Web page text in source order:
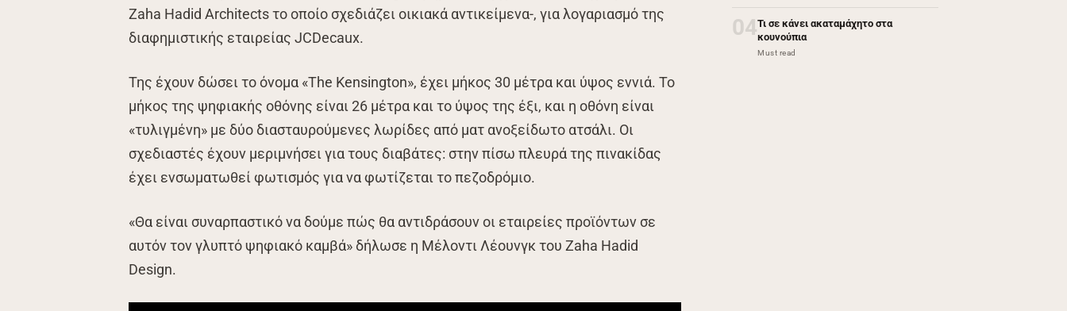
Zaha Hadid Architects το οποίο σχεδιάζει οικιακά αντικείμενα-, για λογαριασμό της
διαφημιστικής εταιρείας JCDecaux.
Της έχουν δώσει το όνομα «The Kensington», έχει μήκος 30 μέτρα και ύψος εννιά. Το
μήκος της ψηφιακής οθόνης είναι 26 μέτρα και το ύψος της έξι, και η οθόνη είναι
«τυλιγμένη» με δύο διασταυρούμενες λωρίδες από ματ ανοξείδωτο ατσάλι. Οι
σχεδιαστές έχουν μεριμνήσει για τους διαβάτες: στην πίσω πλευρά της πινακίδας
έχει ενσωματωθεί φωτισμός για να φωτίζεται το πεζοδρόμιο.
«Θα είναι συναρπαστικό να δούμε πώς θα αντιδράσουν οι εταιρείες προϊόντων σε
αυτόν τον γλυπτό ψηφιακό καμβά» δήλωσε η Μέλοντι Λέουνγκ του Zaha Hadid
Design.
04Τι σε κάνει ακαταμάχητο στα
κουνούπια
Must read